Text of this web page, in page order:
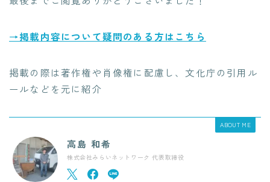
→掲載内容について疑問のある方はこちら
掲載の際は著作権や肖像権に配慮し、文化庁の引用ル
ールなどを元に紹介
ABOUT ME
高島 和希
株式会社みらいネットワーク 代表取締役